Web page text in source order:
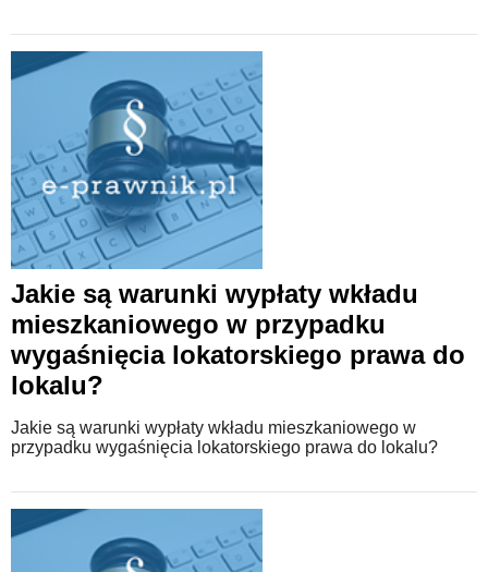
Jakie są warunki wypłaty wkładu
mieszkaniowego w przypadku
wygaśnięcia lokatorskiego prawa do
lokalu?
Jakie są warunki wypłaty wkładu mieszkaniowego w
przypadku wygaśnięcia lokatorskiego prawa do lokalu?